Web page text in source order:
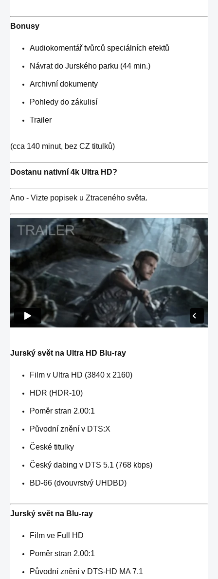
Bonusy
Audiokomentář tvůrců speciálních efektů
Návrat do Jurského parku (44 min.)
Archivní dokumenty
Pohledy do zákulisí
Trailer
(cca 140 minut, bez CZ titulků)
Dostanu nativní 4k Ultra HD?
Ano - Vizte popisek u Ztraceného světa.
Jurský svět na Ultra HD Blu-ray
Film v Ultra HD (3840 x 2160)
HDR (HDR-10)
Poměr stran 2.00:1
Původní znění v DTS:X
České titulky
Český dabing v DTS 5.1 (768 kbps)
BD-66 (dvouvrstvý UHDBD)
Jurský svět na Blu-ray
Film ve Full HD
Poměr stran 2.00:1
Původní znění v DTS-HD MA 7.1